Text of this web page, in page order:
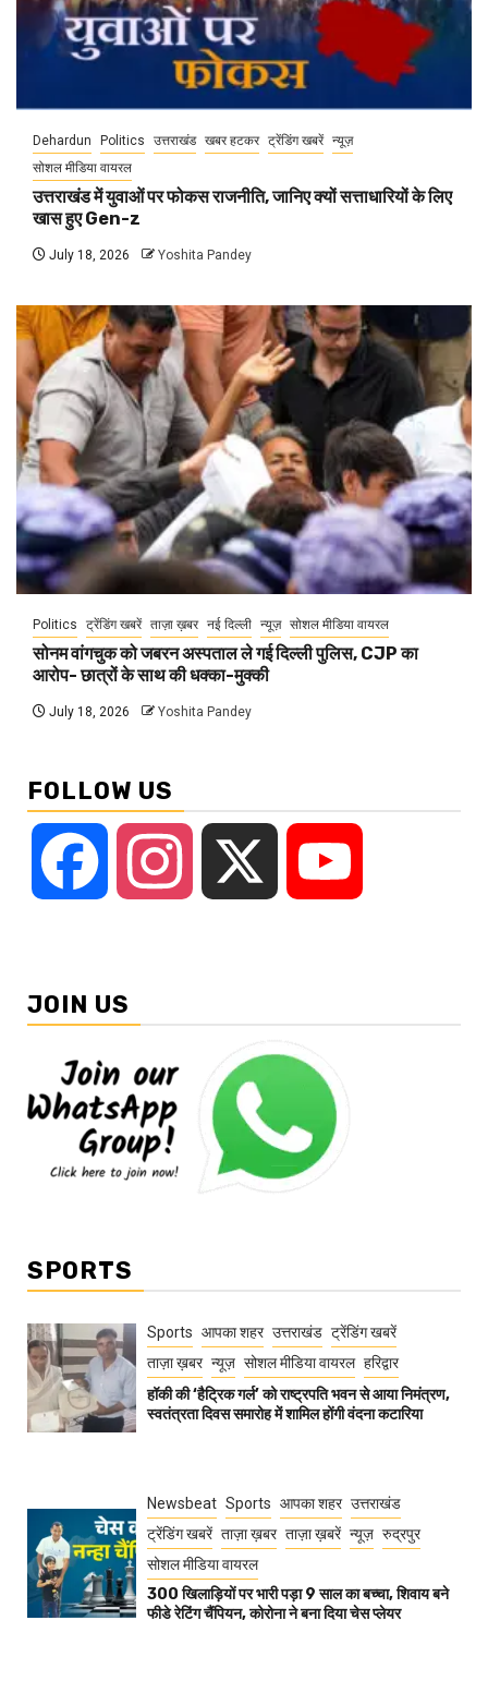
Dehardun Politics उत्तराखंड खबर हटकर ट्रेंडिंग खबरें न्यूज़
सोशल मीडिया वायरल
उत्तराखंड में युवाओं पर फोकस राजनीति, जानिए क्यों सत्ताधारियों के लिए
खास हुए Gen-z
July 18, 2026 Yoshita Pandey
Politics ट्रेंडिंग खबरें ताज़ा ख़बर नई दिल्ली न्यूज़ सोशल मीडिया वायरल
सोनम वांगचुक को जबरन अस्पताल ले गई दिल्ली पुलिस, CJP का
आरोप- छात्रों के साथ की धक्का-मुक्की
July 18, 2026 Yoshita Pandey
FOLLOW US
Facebook Instagram
JOIN US
SPORTS
Sports आपका शहर उत्तराखंड ट्रेंडिंग खबरें
ताज़ा ख़बर न्यूज़ सोशल मीडिया वायरल हरिद्वार
हॉकी की ‘हैट्रिक गर्ल’ को राष्ट्रपति भवन से आया निमंत्रण,
स्वतंत्रता दिवस समारोह में शामिल होंगी वंदना कटारिया
Newsbeat Sports आपका शहर उत्तराखंड
ट्रेंडिंग खबरें ताज़ा ख़बर ताज़ा ख़बरें न्यूज़ रुद्रपुर
सोशल मीडिया वायरल
300 खिलाड़ियों पर भारी पड़ा 9 साल का बच्चा, शिवाय बने
फीडे रेटिंग चैंपियन, कोरोना ने बना दिया चेस प्लेयर